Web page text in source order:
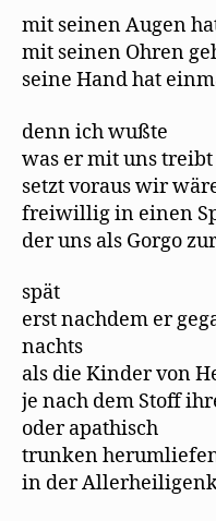
mit seinen Augen
mit seinen Ohren
seine Hand hat
denn ich wußte
was er mit uns treibt
setzt voraus wir
freiwillig in einen
der uns als Gorgo
spät
erst nachdem er
nachts
als die Kinder von
je nach dem Stoff
oder apathisch
trunken
in der